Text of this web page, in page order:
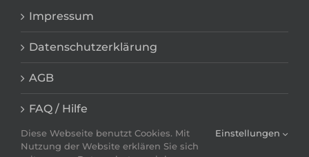
Impressum
Datenschutzerklärung
AGB
FAQ / Hilfe
Diese Webseite benutzt Cookies. Mit
Nutzung der Website erklären Sie sich
Einstellungen